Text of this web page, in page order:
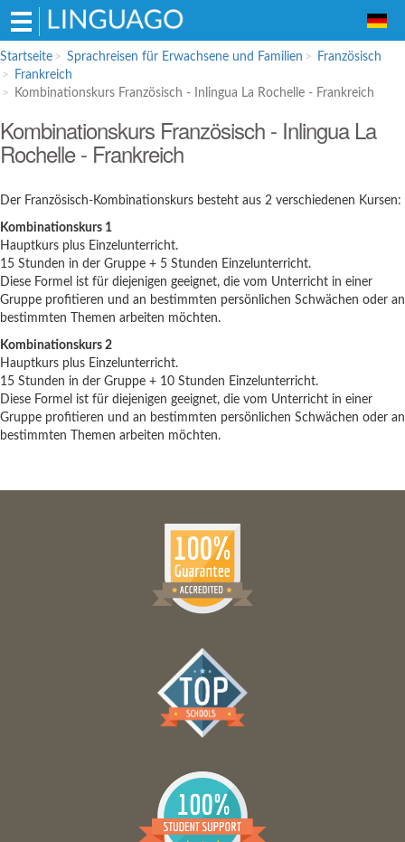
Hauptmenü
Sprachreisen für Erwachsene und
Englisch
Französisch
Spanisch
Italienisch
Sprachschulen für Schüler
Englisch
Italienisch
Bildungsurlaub
Startseite Sprachreisen für Erwachsene und Familien
Französisch
Frankreich
Kombinationskurs Französisch - Inlingua La Rochelle - Frankreich
Kombinationskurs Französisch - Inlingua La
Rochelle - Frankreich
Der Französisch-Kombinationskurs besteht aus 2 verschiedenen Kursen:
Kombinationskurs 1
Hauptkurs plus Einzelunterricht.
15 Stunden in der Gruppe + 5 Stunden Einzelunterricht.
Diese Formel ist für diejenigen geeignet, die vom Unterricht in einer
Gruppe profitieren und an bestimmten persönlichen Schwächen oder an
bestimmten Themen arbeiten möchten.
Kombinationskurs 2
Hauptkurs plus Einzelunterricht.
15 Stunden in der Gruppe + 10 Stunden Einzelunterricht.
Diese Formel ist für diejenigen geeignet, die vom Unterricht in einer
Gruppe profitieren und an bestimmten persönlichen Schwächen oder an
bestimmten Themen arbeiten möchten.